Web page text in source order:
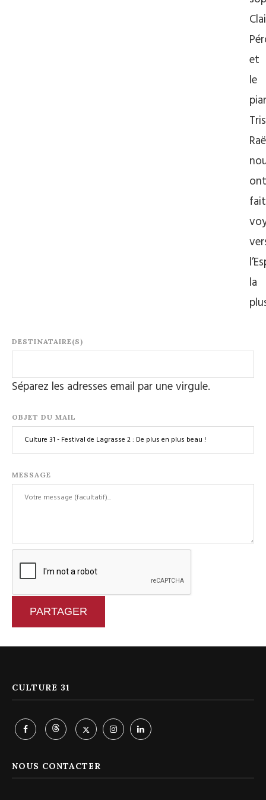
et
le
ont
fait
la
DESTINATAIRE(S)
Séparez les adresses email par une virgule.
OBJET DU MAIL
MESSAGE
PARTAGER
CULTURE 31
NOUS CONTACTER